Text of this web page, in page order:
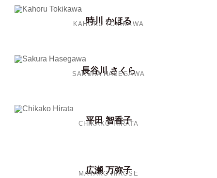
時川 かほる
KAHORU TOKIKAWA
長谷川 さくら
SAKURA HASEGAWA
平田 智香子
CHIKAKO HIRATA
広瀬 万弥子
MAYAKO HIROSE